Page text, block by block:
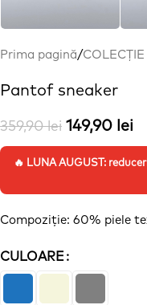
Prima pagină/
Pantof sneaker
359,90lei 149,90 lei
🔥 LUNA AUGUST:
Compoziție: 60% piele
CULOARE